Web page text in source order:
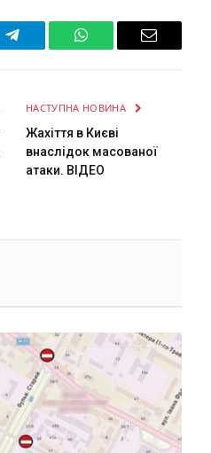
Telegram WhatsAppEmail
НАСТУПНА НОВИНА
Жахіття в Києві
внаслідок масованої
атаки. ВІДЕО